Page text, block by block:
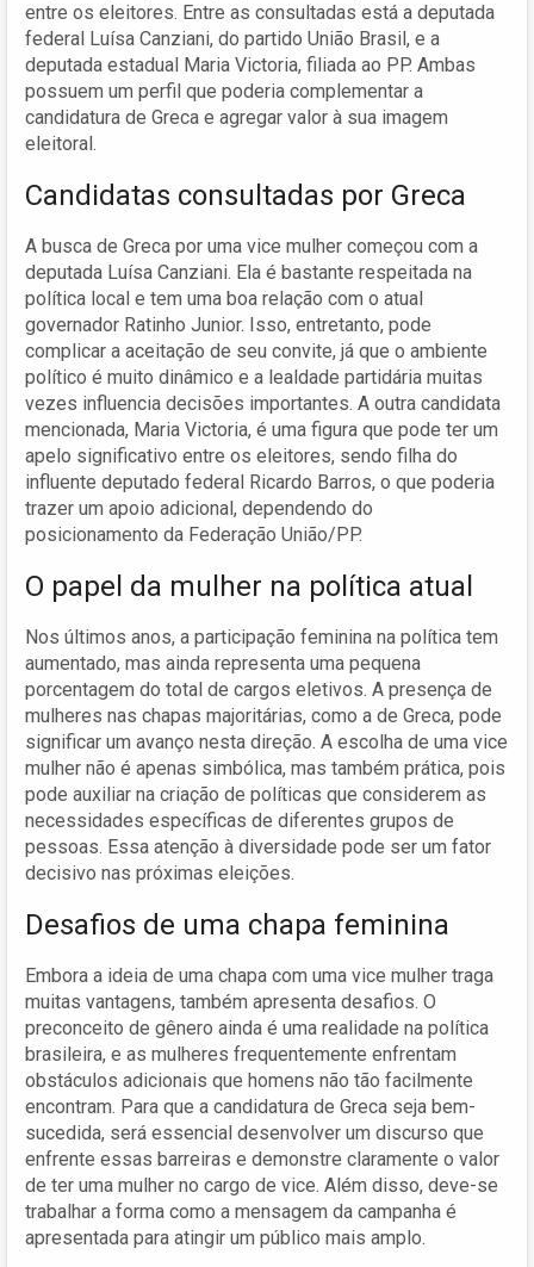
entre os eleitores. Entre as consultadas está a deputada
federal Luísa Canziani, do partido União Brasil, e a
deputada estadual Maria Victoria, filiada ao PP. Ambas
possuem um perfil que poderia complementar a
candidatura de Greca e agregar valor à sua imagem
eleitoral.
Candidatas consultadas por Greca
A busca de Greca por uma vice mulher começou com a
deputada Luísa Canziani. Ela é bastante respeitada na
política local e tem uma boa relação com o atual
governador Ratinho Junior. Isso, entretanto, pode
complicar a aceitação de seu convite, já que o ambiente
político é muito dinâmico e a lealdade partidária muitas
vezes influencia decisões importantes. A outra candidata
mencionada, Maria Victoria, é uma figura que pode ter um
apelo significativo entre os eleitores, sendo filha do
influente deputado federal Ricardo Barros, o que poderia
trazer um apoio adicional, dependendo do
posicionamento da Federação União/PP.
O papel da mulher na política atual
Nos últimos anos, a participação feminina na política tem
aumentado, mas ainda representa uma pequena
porcentagem do total de cargos eletivos. A presença de
mulheres nas chapas majoritárias, como a de Greca, pode
significar um avanço nesta direção. A escolha de uma vice
mulher não é apenas simbólica, mas também prática, pois
pode auxiliar na criação de políticas que considerem as
necessidades específicas de diferentes grupos de
pessoas. Essa atenção à diversidade pode ser um fator
decisivo nas próximas eleições.
Desafios de uma chapa feminina
Embora a ideia de uma chapa com uma vice mulher traga
muitas vantagens, também apresenta desafios. O
preconceito de gênero ainda é uma realidade na política
brasileira, e as mulheres frequentemente enfrentam
obstáculos adicionais que homens não tão facilmente
encontram. Para que a candidatura de Greca seja bem-
sucedida, será essencial desenvolver um discurso que
enfrente essas barreiras e demonstre claramente o valor
de ter uma mulher no cargo de vice. Além disso, deve-se
trabalhar a forma como a mensagem da campanha é
apresentada para atingir um público mais amplo.